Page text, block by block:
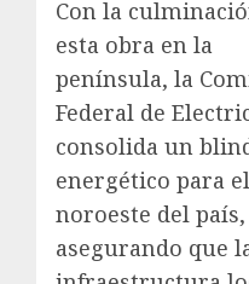
Con la
esta obra en la
península, la
Federal de
consolida un
energético para el
noroeste del país,
asegurando que